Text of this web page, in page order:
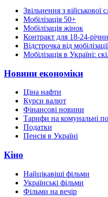
Звільнення з військової
Мобілізація 50+
Мобілізація жінок
Контракт для 18-24-
Відстрочка від
Мобілізація в Україні:
Новини економіки
Ціна нафти
Курси валют
Фінансові новини
Тарифи на комунальні
Податки
Пенсія в Україні
Кіно
Найцікавіші фільми
Українські фільми
Фільми на вечір